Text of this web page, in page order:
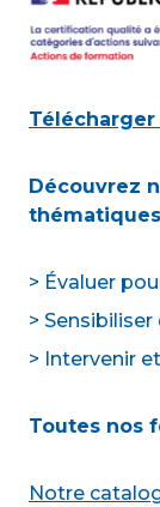
Découvrez
thématiques
> Évaluer
>
> Intervenir
Toutes nos
Notre